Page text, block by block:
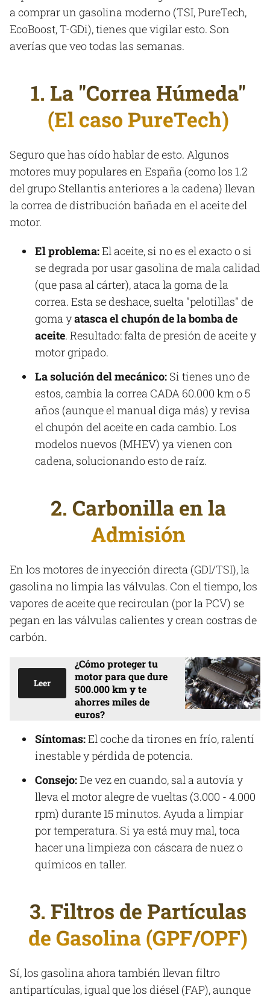
a comprar un gasolina moderno (TSI, PureTech,
EcoBoost, T-GDi), tienes que vigilar esto. Son
averías que veo todas las semanas.
1. La "Correa Húmeda"
(El caso PureTech)
Seguro que has oído hablar de esto. Algunos
motores muy populares en España (como los 1.2
del grupo Stellantis anteriores a la cadena) llevan
la correa de distribución bañada en el aceite del
motor.
El problema:El aceite, si no es el exacto o si
se degrada por usar gasolina de mala calidad
(que pasa al cárter), ataca la goma de la
correa. Esta se deshace, suelta "pelotillas" de
goma yatasca el chupón de la bomba de
aceite. Resultado: falta de presión de aceite y
motor gripado.
La solución del mecánico: Si tienes uno de
estos, cambia la correa CADA 60.000 km o 5
años (aunque el manual diga más) y revisa
el chupón del aceite en cada cambio. Los
modelos nuevos (MHEV) ya vienen con
cadena, solucionando esto de raíz.
2. Carbonilla en la
Admisión
En los motores de inyección directa (GDI/TSI), la
gasolina no limpia las válvulas. Con el tiempo, los
vapores de aceite que recirculan (por la PCV) se
pegan en las válvulas calientes y crean costras de
carbón.
Leer
¿Cómo proteger tu
motor para que dure
500.000 km y te
ahorres miles de
euros?
Síntomas:El coche da tirones en frío, ralentí
inestable y pérdida de potencia.
Consejo:De vez en cuando, sal a autovía y
lleva el motor alegre de vueltas (3.000 - 4.000
rpm) durante 15 minutos. Ayuda a limpiar
por temperatura. Si ya está muy mal, toca
hacer una limpieza con cáscara de nuez o
químicos en taller.
3. Filtros de Partículas
de Gasolina (GPF/OPF)
Sí, los gasolina ahora también llevan filtro
antipartículas, igual que los diésel (FAP), aunque